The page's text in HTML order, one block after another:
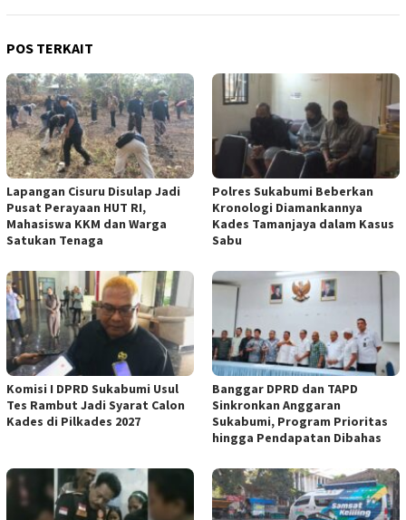
POS TERKAIT
Lapangan Cisuru Disulap Jadi
Pusat Perayaan HUT RI,
Mahasiswa KKM dan Warga
Satukan Tenaga
Polres Sukabumi Beberkan
Kronologi Diamankannya
Kades Tamanjaya dalam Kasus
Sabu
Komisi I DPRD Sukabumi Usul
Tes Rambut Jadi Syarat Calon
Kades di Pilkades 2027
Banggar DPRD dan TAPD
Sinkronkan Anggaran
Sukabumi, Program Prioritas
hingga Pendapatan Dibahas